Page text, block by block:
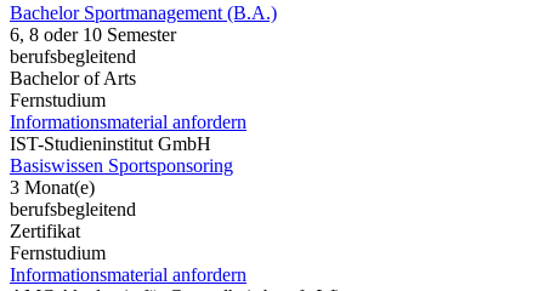
Bachelor Sportmanagement (B.A.)
6, 8 oder 10 Semester
berufsbegleitend
Bachelor of Arts
Fernstudium
Informationsmaterial anfordern
IST-Studieninstitut GmbH
Basiswissen Sportsponsoring
3 Monat(e)
berufsbegleitend
Zertifikat
Fernstudium
Informationsmaterial anfordern